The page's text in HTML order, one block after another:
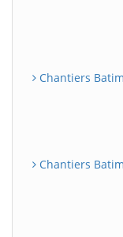
Chantiers
Chantiers